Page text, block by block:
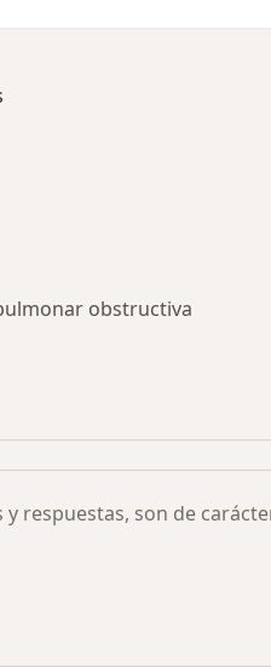
obstructiva
respuestas, son de